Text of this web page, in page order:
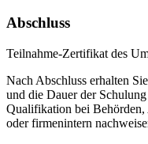
Abschluss
Teilnahme-Zertifikat des
Nach Abschluss erhalten
und die Dauer der
Qualifikation bei
oder firmenintern